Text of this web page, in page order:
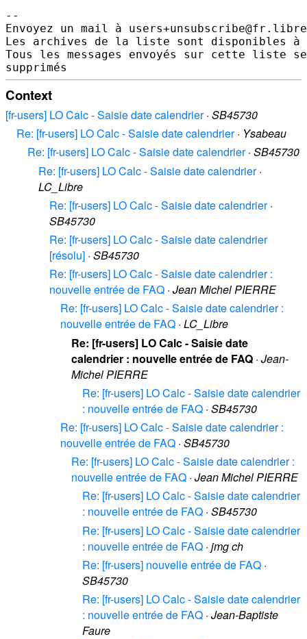
--
Envoyez un mail à
Les archives de la liste sont disponibles à
Tous les messages envoyés sur cette liste
Context
[fr-users] LO Calc - Saisie date calendrier· SB45730
Re: [fr-users] LO Calc - Saisie date calendrier· Ysabeau
Re: [fr-users] LO Calc - Saisie date calendrier· SB45730
Re: [fr-users] LO Calc - Saisie date calendrier·
LC_Libre
Re: [fr-users] LO Calc - Saisie date calendrier·
SB45730
Re: [fr-users] LO Calc - Saisie date calendrier
[résolu] · SB45730
Re: [fr-users] LO Calc - Saisie date calendrier :
nouvelle entrée de FAQ · Jean Michel PIERRE
Re: [fr-users] LO Calc - Saisie date calendrier :
nouvelle entrée de FAQ · LC_Libre
Re: [fr-users] LO Calc - Saisie date
calendrier : nouvelle entrée de FAQ · Jean-
Michel PIERRE
Re: [fr-users] LO Calc - Saisie date calendrier
: nouvelle entrée de FAQ · SB45730
Re: [fr-users] LO Calc - Saisie date calendrier :
nouvelle entrée de FAQ · SB45730
Re: [fr-users] LO Calc - Saisie date calendrier :
nouvelle entrée de FAQ · Jean Michel PIERRE
Re: [fr-users] LO Calc - Saisie date calendrier
: nouvelle entrée de FAQ · SB45730
Re: [fr-users] LO Calc - Saisie date calendrier
: nouvelle entrée de FAQ · jmg ch
Re: [fr-users] nouvelle entrée de FAQ ·
SB45730
Re: [fr-users] LO Calc - Saisie date calendrier
: nouvelle entrée de FAQ · Jean-Baptiste
Faure